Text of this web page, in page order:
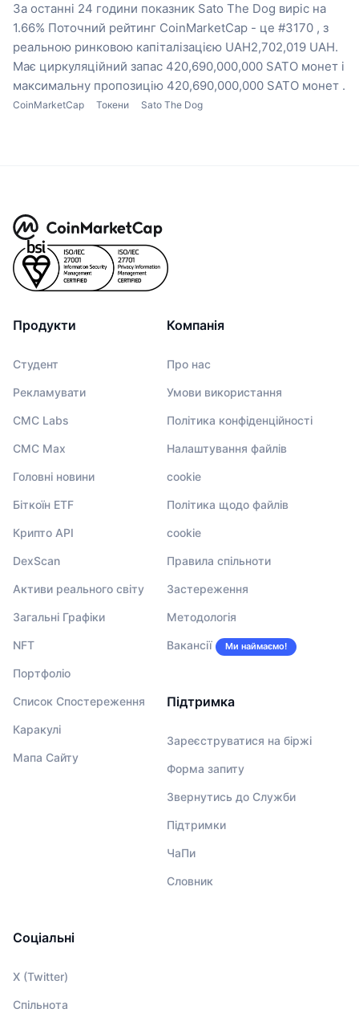
За останні 24 години показник Sato The Dog виріс на
1.66% Поточний рейтинг CoinMarketCap - це #3170 , з
реальною ринковою капіталізацією UAH2,702,019 UAH.
Має циркуляційний запас 420,690,000,000 SATO монет і
максимальну пропозицію 420,690,000,000 SATO монет .
CoinMarketCap Токени Sato The Dog
Продукти
Студент
Рекламувати
CMC Labs
CMC Max
Головні новини
Біткоїн ETF
Крипто API
DexScan
Активи реального світу
Загальні Графіки
NFT
Портфоліо
Список Спостереження
Каракулі
Мапа Сайту
Компанія
Про нас
Умови використання
Політика конфіденційності
Налаштування файлів
cookie
Політика щодо файлів
cookie
Правила спільноти
Застереження
Методологія
Вакансії Ми наймаємо!
Підтримка
Зареєструватися на біржі
Форма запиту
Звернутись до Служби
Підтримки
ЧаПи
Словник
Соціальні
X (Twitter)
Спільнота